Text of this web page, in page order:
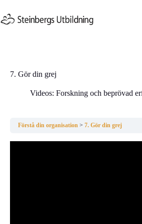
till
innehåll
7. Gör din grej
Videos: Forskning och beprövad
Förstå din organisation 7. Gör din grej